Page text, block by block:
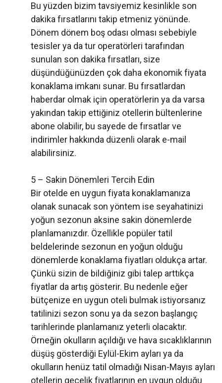
Bu yüzden bizim tavsiyemiz kesinlikle son
dakika fırsatlarını takip etmeniz yönünde.
Dönem dönem boş odası olması sebebiyle
tesisler ya da tur operatörleri tarafından
sunulan son dakika fırsatları, size
düşündüğünüzden çok daha ekonomik fiyata
konaklama imkanı sunar. Bu fırsatlardan
haberdar olmak için operatörlerin ya da varsa
yakından takip ettiğiniz otellerin bültenlerine
abone olabilir, bu sayede de fırsatlar ve
indirimler hakkında düzenli olarak e-mail
alabilirsiniz.
5 – Sakin Dönemleri Tercih Edin
Bir otelde en uygun fiyata konaklamanıza
olanak sunacak son yöntem ise seyahatinizi
yoğun sezonun aksine sakin dönemlerde
planlamanızdır. Özellikle popüler tatil
beldelerinde sezonun en yoğun olduğu
dönemlerde konaklama fiyatları oldukça artar.
Çünkü sizin de bildiğiniz gibi talep arttıkça
fiyatlar da artış gösterir. Bu nedenle eğer
bütçenize en uygun oteli bulmak istiyorsanız
tatilinizi sezon sonu ya da sezon başlangıç
tarihlerinde planlamanız yeterli olacaktır.
Örneğin okulların açıldığı ve hava sıcaklıklarının
düşüş gösterdiği Eylül-Ekim ayları ya da
okulların henüz tatil olmadığı Nisan-Mayıs ayları
otellerin gecelik fiyatlarının en uygun olduğu